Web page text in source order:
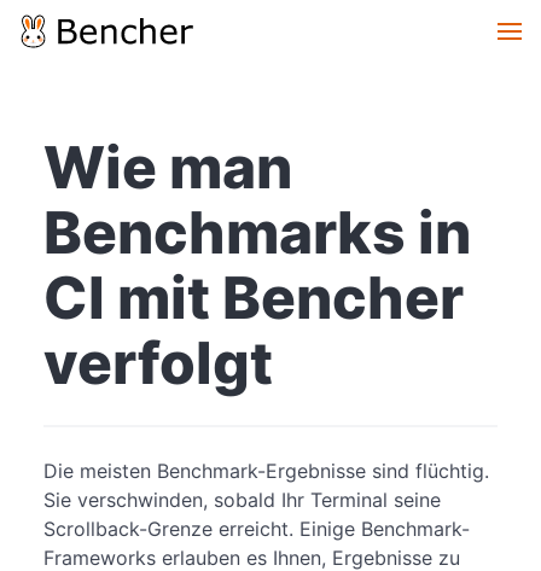
Wie man
Benchmarks in
CI mit Bencher
verfolgt
Die meisten Benchmark-Ergebnisse sind flüchtig.
Sie verschwinden, sobald Ihr Terminal seine
Scrollback-Grenze erreicht. Einige Benchmark-
Frameworks erlauben es Ihnen, Ergebnisse zu